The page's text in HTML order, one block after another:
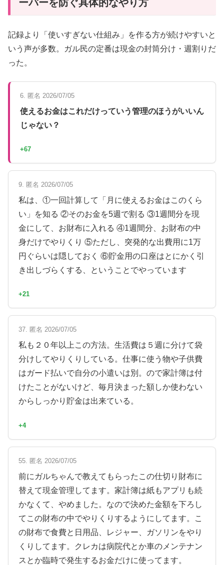
ーバーを防ぐ具体的なやり方
記録より「使いすぎない仕組み」を作る方が続けやすいと
いう声が多数。ガル民の定番は現金の封筒分け・週割りだ
った。
6. 匿名 2026/07/05
使えるお金はこれだけっていう管理のほうがいいん
じゃない？
+67
9. 匿名 2026/07/05
私は、①一回計算して「月に使えるお金はこのくら
い」を知る ②そのお金を5週で割る ③1週間分を現
金にして、お財布に入れる ④1週間分、お財布の中
身だけでやりくり ⑤ただし、突発的な出費用に1万
円ぐらいは隠しておく ⑥貯金用の口座はとにかく引
き出しづらくする、ということでやっています
+21
37. 匿名 2026/07/05
私も２０年以上この方法。生活費は５週に分けて袋
分けしてやりくりしている。仕事に使う物や子供費
はガード払いで自分の小遣いは別。ので家計簿は付
けたことがないけど、毎月決まった額しか使わない
からしっかり貯金は出来ている。
+4
55. 匿名 2026/07/05
前にガルちゃんで教えてもらったこの仕切り財布に
替えて現金管理してます。家計簿は紙もアプリも続
かなくて、やめました。なので決めた金額を下ろし
てこの財布の中でやりくりするようにしてます。こ
の財布で食費と日用品、レジャー、ガソリンをやり
くりしてます。クレカは病院代とか車のメンテナン
スとか臨時で発生するお金だけに使ってます。